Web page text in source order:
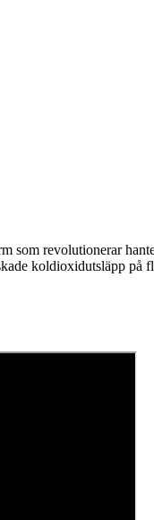
som revolutionerar
koldioxidutsläpp på